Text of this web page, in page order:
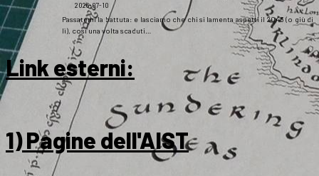
2026-07-10
Passatemi la battuta: e lasciamo che chi si lamenta aspetti il 2043 (o giù di
lì), così una volta scaduti…
Link esterni:
1) Pagine dell'AIST